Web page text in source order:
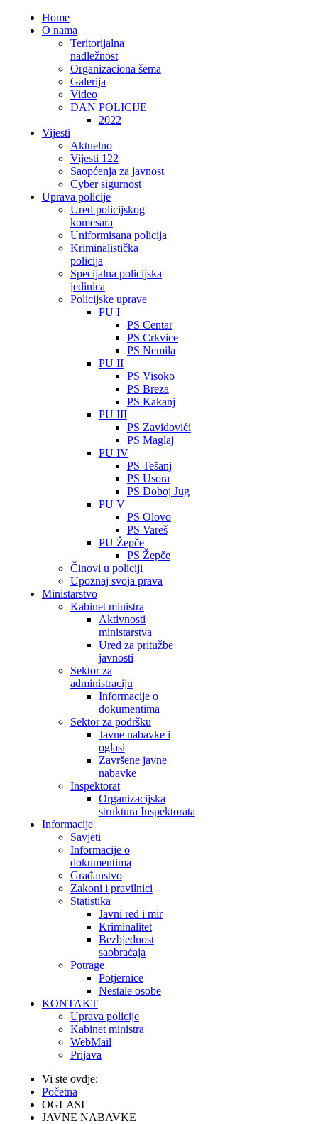
Home
O nama
Teritorijalna
nadležnost
Organizaciona šema
Galerija
Video
DAN POLICIJE
2022
Vijesti
Aktuelno
Vijesti 122
Saopćenja za javnost
Cyber sigurnost
Uprava policije
Ured policijskog
komesara
Uniformisana policija
Kriminalistička
policija
Specijalna policijska
jedinica
Policijske uprave
PU I
PS Centar
PS Crkvice
PS Nemila
PU II
PS Visoko
PS Breza
PS Kakanj
PU III
PS Zavidovići
PS Maglaj
PU IV
PS Tešanj
PS Usora
PS Doboj Jug
PU V
PS Olovo
PS Vareš
PU Žepče
PS Žepče
Činovi u policiji
Upoznaj svoja prava
Ministarstvo
Kabinet ministra
Aktivnosti
ministarstva
Ured za pritužbe
javnosti
Sektor za
administraciju
Informacije o
dokumentima
Sektor za podršku
Javne nabavke i
oglasi
Završene javne
nabavke
Inspektorat
Organizacijska
struktura Inspektorata
Informacije
Savjeti
Informacije o
dokumentima
Građanstvo
Zakoni i pravilnici
Statistika
Javni red i mir
Kriminalitet
Bezbjednost
saobraćaja
Potrage
Potjernice
Nestale osobe
KONTAKT
Uprava policije
Kabinet ministra
WebMail
Prijava
Vi ste ovdje:
Početna
OGLASI
JAVNE NABAVKE